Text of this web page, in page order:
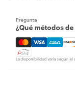
Pregunta
¿Qué métodos
Mastercard,
La disponibilidad varía según el